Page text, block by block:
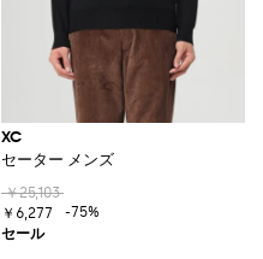
XC
セーター メンズ
￥25,103
￥6,277
-75%